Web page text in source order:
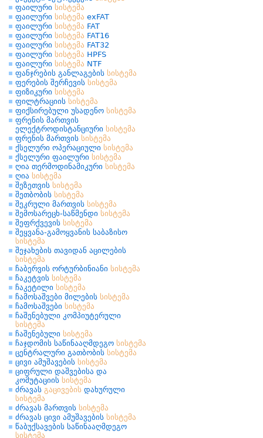
ფაილური სისტემა
ფაილური სისტემა exFAT
ფაილური სისტემა FAT
ფაილური სისტემა FAT16
ფაილური სისტემა FAT32
ფაილური სისტემა HPFS
ფაილური სისტემა NTF
ფანჯრების განლაგების სისტემა
ფერების შერჩევის სისტემა
ფიზიკური სისტემა
ფილტრაციის სისტემა
ფიქსირებული უსადენო სისტემა
ფრენის მართვის
ელექტროდისტანციური სისტემა
ფრენის მართვის სისტემა
ქსელური ოპერაციული სისტემა
ქსელური ფაილური სისტემა
ღია თერმოდინამიკური სისტემა
ღია სისტემა
შეზეთვის სისტემა
შეთბობის სისტემა
შეკრული მართვის სისტემა
შემოსარეცხ-საწმენდი სისტემა
შეფრქვევის სისტემა
შეყვანა-გამოყვანის საბაზისო
სისტემა
შეჯახების თავიდან აცილების
სისტემა
ჩაბერვის ორტურბინიანი სისტემა
ჩაკეტვის სისტემა
ჩაკეტილი სისტემა
ჩამოსაშვები მილების სისტემა
ჩამოსაშვები სისტემა
ჩაშენებული კომპიუტერული
სისტემა
ჩაშენებული სისტემა
ჩაჯდომის საწინააღმდეგო სისტემა
ცენტრალური გათბობის სისტემა
ცივი ამუშავების სისტემა
ციფრული დაშვებისა და
კომუტაციის სისტემა
ძრავას გაცივების დახურული
სისტემა
ძრავას მართვის სისტემა
ძრავას ცივი ამუშავების სისტემა
წაბუქსავების საწინააღმდეგო
სისტემა